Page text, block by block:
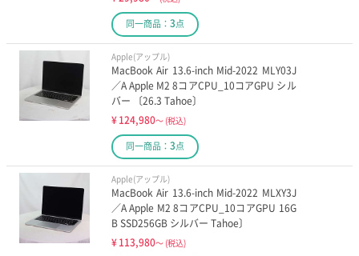
同一商品： 3点
Apple(アップル)
MacBook Air 13.6-inch Mid-2022 MLY03J
／A Apple M2 8コアCPU_10コアGPU シル
バー 〔26.3 Tahoe〕
¥124,980～ (税込)
同一商品： 3点
Apple(アップル)
MacBook Air 13.6-inch Mid-2022 MLXY3J
／A Apple M2 8コアCPU_10コアGPU 16G
B SSD256GB シルバー Tahoe〕
¥113,980～ (税込)